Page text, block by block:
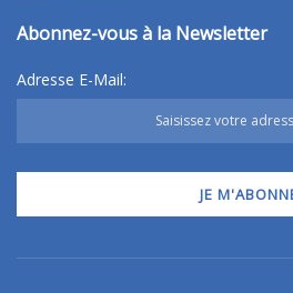
Abonnez-vous à la Newsletter
Adresse E-Mail: